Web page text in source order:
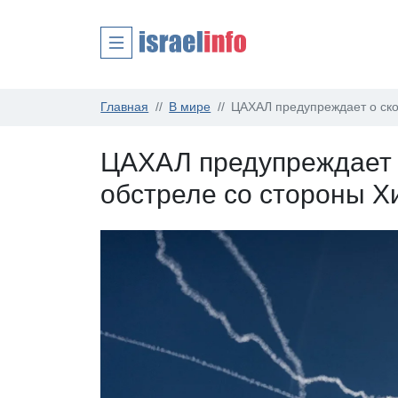
Главная В мире ЦАХАЛ предупреждает о
ЦАХАЛ
обстреле со стороны